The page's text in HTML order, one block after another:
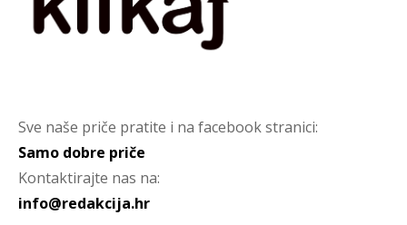
Sve naše priče pratite i na facebook stranici:
Samo dobre priče
Kontaktirajte nas na:
info@redakcija.hr